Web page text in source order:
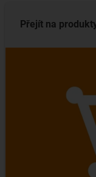
Přejít na